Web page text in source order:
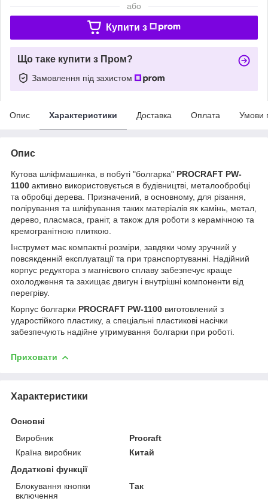
або
Купити з
Що таке купити з Пром?
Замовлення під захистом
Опис Характеристики Доставка Оплата Умови
Опис
Кутова шліфмашинка, в побуті "болгарка" PROCRAFT PW-
1100 активно використовується в будівництві, металообробці
та обробці дерева. Призначений, в основному, для різання,
полірування та шліфування таких матеріалів як камінь, метал,
дерево, пласмаса, граніт, а також для роботи з керамічною та
кремогранітною плиткою.
Інструмет має компактні розміри, завдяки чому зручний у
повсякденній експлуатації та при транспортуванні. Надійний
корпус редуктора з магнієвого сплаву забезпечує краще
охолодження та захищає двигун і внутрішні компоненти від
перегріву.
Корпус болгарки PROCRAFT PW-1100 виготовлений з
ударостійкого пластику, а спеціальні пластикові насічки
забезпечують надійне утримування болгарки при роботі.
Приховати
Характеристики
Основні
Виробник
Procraft
Країна виробник
Китай
Додаткові функції
Блокування кнопки
включення
Так